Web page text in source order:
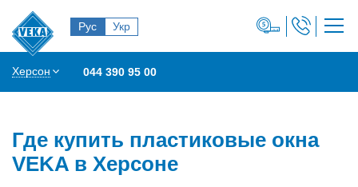
Рус Укр
Херсон 044 390 95 00
Где купить пластиковые окна
VEKA в Херсоне